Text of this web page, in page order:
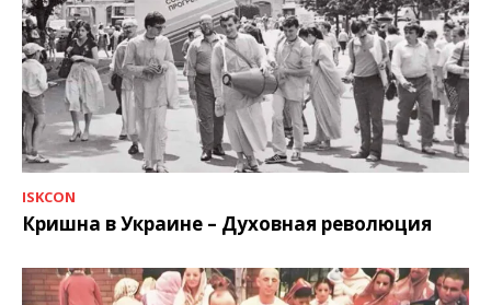
ISKCON
Кришна в Украине – Духовная революция